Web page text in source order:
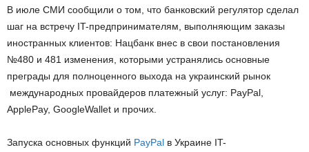
В июле СМИ сообщили о том, что банковский регулятор сделал
шаг на встречу IT-предпринимателям, выполняющим заказы
иностранных клиентов: Нацбанк внес в свои постановления
№480 и 481 изменения, которыми устранялись основные
преграды для полноценного выхода на украинский рынок
международных провайдеров платежный услуг: PayPal,
ApplePay, GoogleWallet и прочих.
Запуска основных функций PayPal в Украине IT-